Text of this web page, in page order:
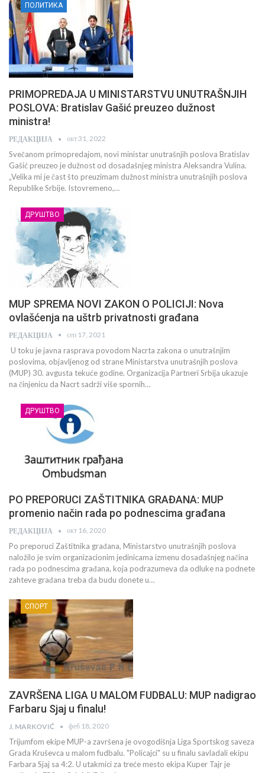
ПОЛИТИКА
PRIMOPREDAJA U MINISTARSTVU UNUTRAŠNJIH
POSLOVA: Bratislav Gašić preuzeo dužnost
ministra!
РЕДАКЦИЈА окт 31, 2022
Svečanom primopredajom, novi ministar unutrašnjih poslova Bratislav
Gašić preuzeo je dužnost od dosadašnjeg ministra Aleksandra Vulina.
„Velika mi je čast što preuzimam dužnost ministra unutrašnjih poslova
Republike Srbije. Istovremeno,…
ДРУШТВО
MUP SPREMA NOVI ZAKON O POLICIJI: Nova
ovlašćenja na uštrb privatnosti građana
РЕДАКЦИЈА сеп 17, 2021
U toku je javna rasprava povodom Nacrta zakona o unutrašnjim
poslovima, objavljenog od strane Ministarstva unutrašnjih poslova
(MUP) 30. avgusta tekuće godine. Organizacija Partneri Srbija ukazuje
na činjenicu da Nacrt sadrži više spornih…
ДРУШТВО
PO PREPORUCI ZAŠTITNIKA GRAĐANA: MUP
promenio način rada po podnescima građana
РЕДАКЦИЈА окт 16, 2020
Po preporuci Zaštitnika građana, Ministarstvo unutrašnjih poslova
naložilo je svim organizacionim jedinicama izmenu dosadašnjeg načina
rada po podnescima građana, koja podrazumeva da odluke na podnete
zahteve građana treba da budu donete u…
СПОРТ
ZAVRŠENA LIGA U MALOM FUDBALU: MUP nadigrao
Farbaru Sjaj u finalu!
J. MARKOVIĆ феб 18, 2020
Trijumfom ekipe MUP-a završena je ovogodišnja Liga Sportskog saveza
Grada Kruševca u malom fudbalu. "Policajci" su u finalu savladali ekipu
Farbara Sjaj sa 4:2. U utakmici za treće mesto ekipa Kuper Tajr je